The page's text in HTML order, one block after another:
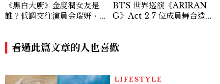
《黑白大廚》金度潤女友是
誰？低調交往演員金瑞妍、曾
BTS 世界巡演《ARIRAN
G》Act 2 7 位成員舞台造型
看過此篇文章的人也喜歡
LIFESTYLE